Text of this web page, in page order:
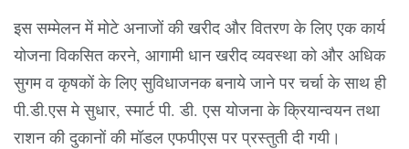
इस सम्मेलन में मोटे अनाजों की खरीद और वितरण के लिए एक कार्य
योजना विकसित करने, आगामी धान खरीद व्यवस्था को और अधिक
सुगम व कृषकों के लिए सुविधाजनक बनाये जाने पर चर्चा के साथ ही
पी.डी.एस मे सुधार, स्मार्ट पी. डी. एस योजना के क्रियान्वयन तथा
राशन की दुकानों की मॉडल एफपीएस पर प्रस्तुती दी गयी।